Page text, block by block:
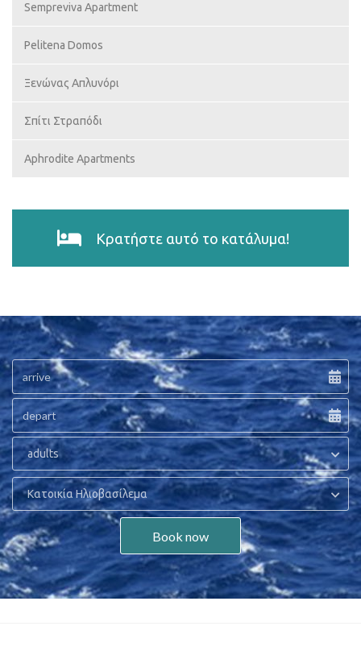
Sempreviva Apartment
Pelitena Domos
Ξενώνας Απλυνόρι
Σπίτι Στραπόδι
Aphrodite Apartments
Κρατήστε αυτό το κατάλυμα!
adults
Κατοικία Ηλιοβασίλεμα
Book now